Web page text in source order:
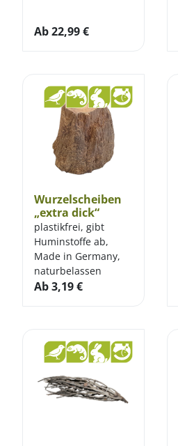
Ab22,99€
Wurzelscheiben
„extra dick“
plastikfrei, gibt
Huminstoffe ab,
Made in Germany,
naturbelassen
Ab3,19€